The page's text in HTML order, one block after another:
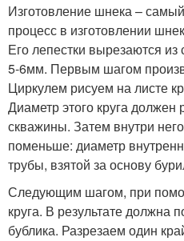
Изготовление шнека –
процесс в изготовлении
Его лепестки вырезаются из
5-6мм. Первым шагом
Циркулем рисуем на листе
Диаметр этого круга должен
скважины. Затем внутри
поменьше: диаметр
трубы, взятой за основу
Следующим шагом, при
круга. В результате должна
бублика. Разрезаем один